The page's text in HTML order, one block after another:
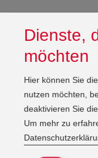
Dienste,
möchten
Hier können Sie
nutzen möchten,
deaktivieren Sie
Um mehr zu